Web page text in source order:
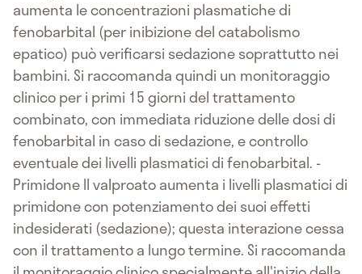
aumenta le concentrazioni plasmatiche di
fenobarbital (per inibizione del catabolismo
epatico) può verificarsi sedazione soprattutto nei
bambini. Si raccomanda quindi un monitoraggio
clinico per i primi 15 giorni del trattamento
combinato, con immediata riduzione delle dosi di
fenobarbital in caso di sedazione, e controllo
eventuale dei livelli plasmatici di fenobarbital. -
Primidone Il valproato aumenta i livelli plasmatici di
primidone con potenziamento dei suoi effetti
indesiderati (sedazione); questa interazione cessa
con il trattamento a lungo termine. Si raccomanda